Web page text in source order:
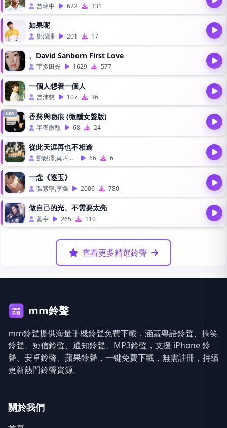
曾瑋中 622 331
如果呢
鄭潤澤 201 17
、David Sanborn First Love
宇多田光 1629 577
一個人想着一個人
曾沛慈 107 36
NEW 香菸與吻痕 (微醺女聲版)
半夜微醺 68 24
從此天涯再也不相逢
劉銳澤,莫叫阿姨 66 6
一念《逐玉》
張紫寧,李鑫 2006 780
做自己的光、不需要太亮
善宇 265 110
查看更多精選鈴聲
mm鈴聲
mm鈴聲提供海量手機鈴聲免費下載，涵蓋粵語鈴聲、搞笑
鈴聲、短信鈴聲、通知鈴聲、MP3鈴聲，支援 iPhone 鈴
聲、安卓鈴聲、蘋果鈴聲，一键免費下載，無需註冊，持續
更新熱門鈴聲資源。
關於我們